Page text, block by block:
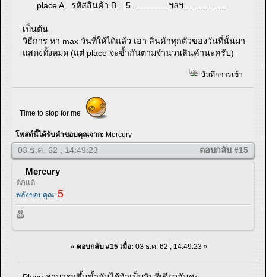
place A รหัสสินค้า B = 5 ..............ฯลฯ...................
เป็นต้น
วิธีการ หา max วันที่ให้ได้แล้ว เอา สินค้าทุกตัวของวันที่นั้นมา
แสดงทั้งหมด (แต่ place จะซ้ำกันตามจำนวนสินค้านะครับ)
บันทึกการเข้า
Time to stop for me
โพสต์นี้ได้รับคำขอบคุณจาก: Mercury
03 ธ.ค. 62 , 14:49:23 ตอบกลับ #15
Mercury
ดักแด้
พลังขอบคุณ: 5
« ตอบกลับ #15 เมื่อ: 03 ธ.ค. 62 , 14:49:23 »